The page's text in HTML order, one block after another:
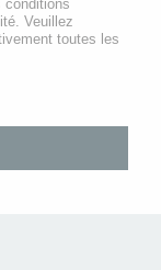
conditions
Veuillez
toutes les